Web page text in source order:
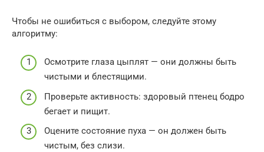
Чтобы не ошибиться с выбором, следуйте этому
алгоритму:
Осмотрите глаза цыплят — они должны быть
чистыми и блестящими.
Проверьте активность: здоровый птенец бодро
бегает и пищит.
Оцените состояние пуха — он должен быть
чистым, без слизи.